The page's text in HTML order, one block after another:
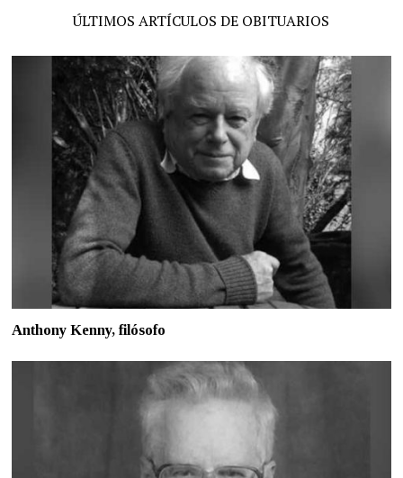
ÚLTIMOS ARTÍCULOS DE OBITUARIOS
Anthony Kenny, filósofo